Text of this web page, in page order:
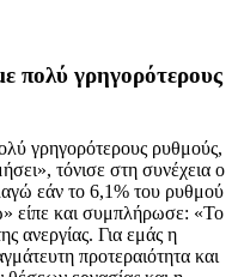
πολύ γρηγορότερους
γρηγορότερους ρυθμούς,
τόνισε στη συνέχεια ο
εάν το 6,1% του ρυθμού
είπε και συμπλήρωσε: «Το
ανεργίας. Για εμάς η
προτεραιότητα και